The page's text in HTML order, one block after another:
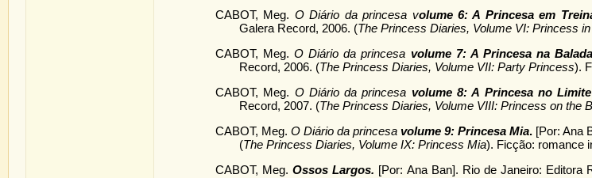
CABOT, Meg. O Diário da princesa volume 6: A Princesa em
Galera Record, 2006. (The Princess Diaries, Volume VI: Princess in
CABOT, Meg.O Diário da princesa volume 7: A Princesa na Balada
Record, 2006. (The Princess Diaries, Volume VII: Party Princess).
CABOT, Meg. O Diário da princesa volume 8: A Princesa no Limite
Record, 2007. (The Princess Diaries, Volume VIII: Princess on the
CABOT, Meg.O Diário da princesavolume 9: Princesa Mia. [Por: Ana
(The Princess Diaries, Volume IX: Princess Mia). Ficção: romance
CABOT, Meg.Ossos Largos. [Por: Ana Ban]. Rio de Janeiro: Editora